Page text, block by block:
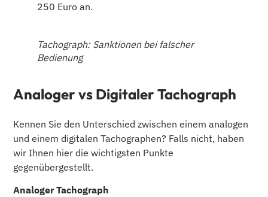
250 Euro an.
Tachograph: Sanktionen bei falscher
Bedienung
Analoger vs Digitaler Tachograph
Kennen Sie den Unterschied zwischen einem analogen
und einem digitalen Tachographen? Falls nicht, haben
wir Ihnen hier die wichtigsten Punkte
gegenübergestellt.
Analoger Tachograph